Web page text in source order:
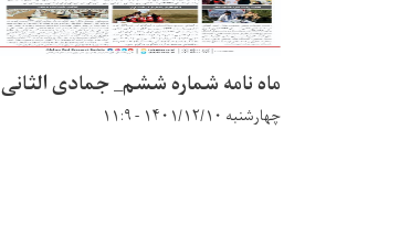
ماه نامه شماره ششم_ جمادی الثانی
چهارشنبه ۱۴۰۱/۱۲/۱۰ - ۱۱:۹